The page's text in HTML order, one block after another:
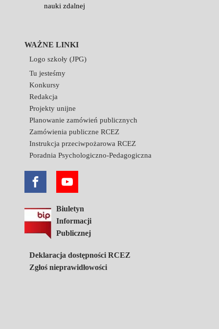
nauki zdalnej
WAŻNE LINKI
Logo szkoły (JPG)
Tu jesteśmy
Konkursy
Redakcja
Projekty unijne
Planowanie zamówień publicznych
Zamówienia publiczne RCEZ
Instrukcja przeciwpożarowa RCEZ
Poradnia Psychologiczno-Pedagogiczna
Biuletyn
Informacji
Publicznej
Deklaracja dostępności RCEZ
Zgłoś nieprawidłowości